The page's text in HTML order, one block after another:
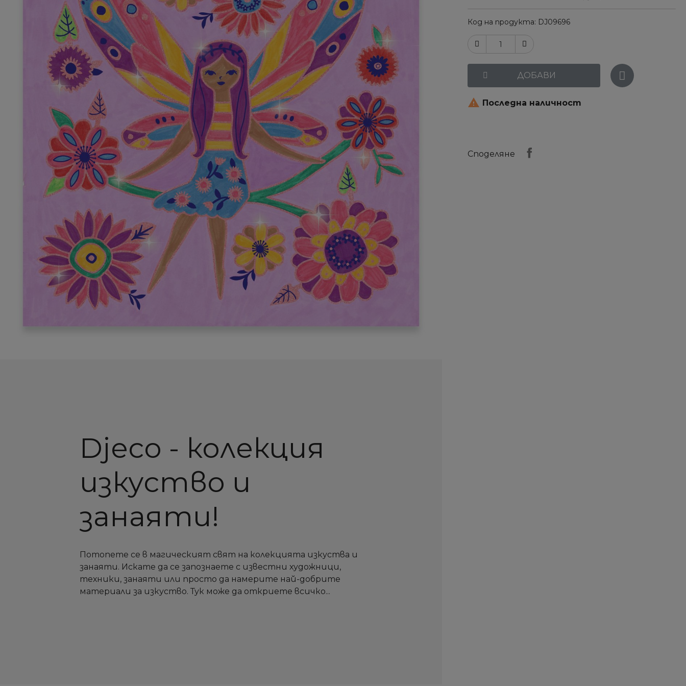
Djeco - колекция
изкуство и
занаяти!
Потопете се в магическият свят на колекцията изкуства и
занаяти. Искате да се запознаете с известни художници,
техники, занаяти или просто да намерите най-добрите
материали за изкуство. Тук може да откриете всичко...
Код на продукта DJ09696
ДОБАВИ
 Последна наличност
Споделяне